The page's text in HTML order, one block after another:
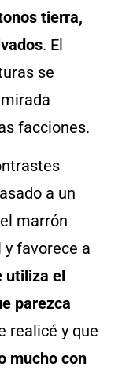
tierra,
. El
se
facciones.
a un
marrón
favorece a
utiliza el
parezca
realicé y que
mucho con